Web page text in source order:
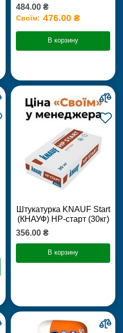
484.00 ₴
Своїм: 476.00 ₴
В корзину
Штукатурка KNAUF Start
(КНАУФ) НР-старт (30кг)
356.00 ₴
В корзину